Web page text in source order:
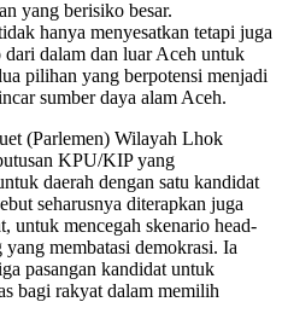
yang berisiko besar.
hanya menyesatkan tetapi juga
dalam dan luar Aceh untuk
pilihan yang berpotensi menjadi
sumber daya alam Aceh.
(Parlemen) Wilayah Lhok
KPU/KIP yang
daerah dengan satu kandidat
seharusnya diterapkan juga
untuk mencegah skenario head-
membatasi demokrasi. Ia
pasangan kandidat untuk
bagi rakyat dalam memilih